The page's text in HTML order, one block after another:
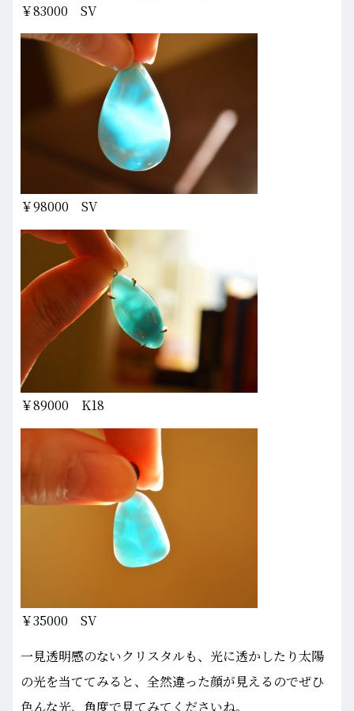
￥83000 SV
￥98000 SV
￥89000 K18
￥35000 SV
一見透明感のないクリスタルも、光に透かしたり太陽
の光を当ててみると、全然違った顔が見えるのでぜひ
色んな光、角度で見てみてくださいね。